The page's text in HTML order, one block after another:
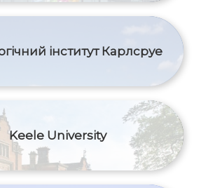
інститут Карлсруе
Keele University